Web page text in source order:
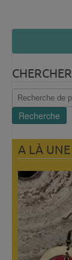
Recherche
pour :
Recherche
A LÀ UNE